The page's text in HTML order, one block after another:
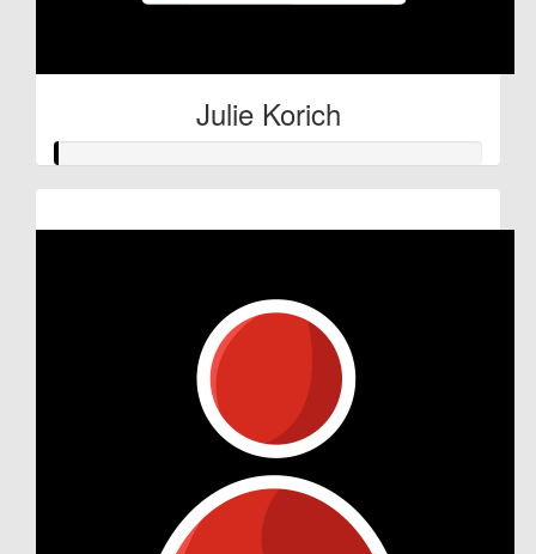
Julie Korich